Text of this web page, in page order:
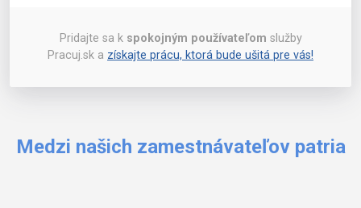
Pridajte sa k spokojným používateľom služby
Pracuj.sk a získajte prácu, ktorá bude ušitá pre vás!
Medzi našich zamestnávateľov patria